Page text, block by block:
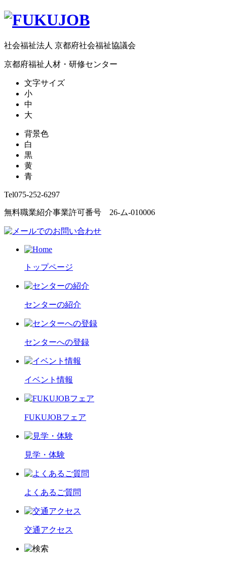
社会福祉法人 京都府社会福祉協議会
京都府福祉人材・研修センター
文字サイズ
小
中
大
背景色
白
黒
黄
青
Tel075-252-6297
無料職業紹介事業許可番号 26-ム-010006
トップページ
センターの紹介
センターへの登録
イベント情報
FUKUJOBフェア
見学・体験
よくあるご質問
交通アクセス